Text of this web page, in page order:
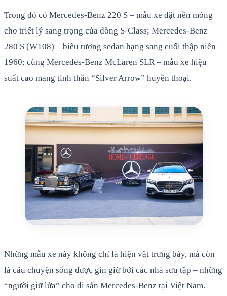
Trong đó có Mercedes-Benz 220 S – mẫu xe đặt nền móng
cho triết lý sang trọng của dòng S-Class; Mercedes-Benz
280 S (W108) – biểu tượng sedan hạng sang cuối thập niên
1960; cùng Mercedes-Benz McLaren SLR – mẫu xe hiệu
suất cao mang tinh thần “Silver Arrow” huyền thoại.
Những mẫu xe này không chỉ là hiện vật trưng bày, mà còn
là câu chuyện sống được gìn giữ bởi các nhà sưu tập – những
“người giữ lửa” cho di sản Mercedes‑Benz tại Việt Nam.